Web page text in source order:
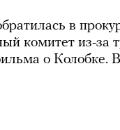
в
комитет из-за
о Колобке.